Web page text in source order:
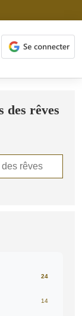
des rêves
24
14